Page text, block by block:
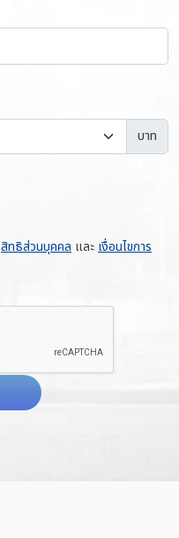
บาท
สิทธิส่วนบุคคล และ เงื่อนไขการ